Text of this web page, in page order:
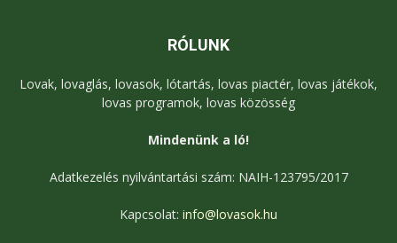
RÓLUNK
Lovak, lovaglás, lovasok, lótartás, lovas piactér, lovas játékok,
lovas programok, lovas közösség
Mindenünk a ló!
Adatkezelés nyilvántartási szám: NAIH-123795/2017
Kapcsolat: info@lovasok.hu